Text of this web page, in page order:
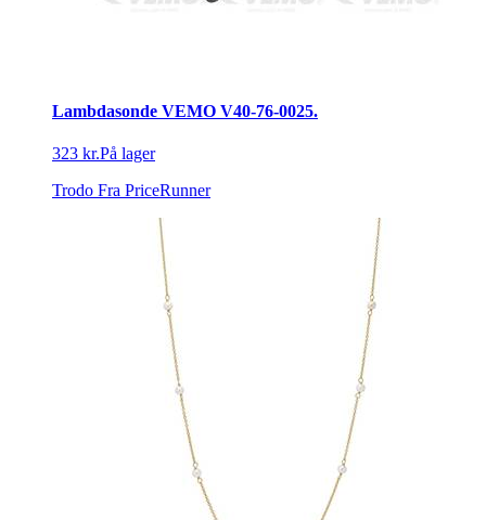
Lambdasonde VEMO V40-76-0025.
323 kr.På lager
Trodo Fra PriceRunner